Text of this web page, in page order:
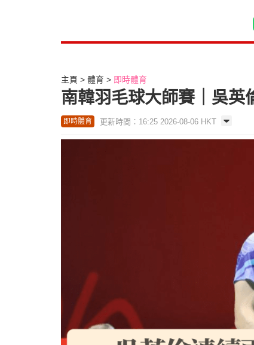
主頁 體育 即時體育
南韓羽毛球大師賽｜吳英
即時體育 更新時間：16:25 2026-08-06 HKT